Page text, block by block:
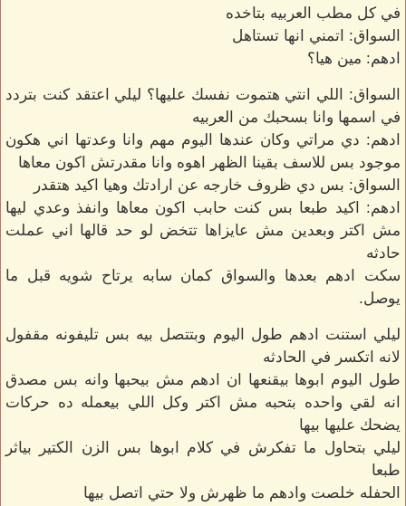
في كل مطب العربيه بتاخده
السواق: اتمني انها تستاهل
ادهم: مين هيا؟
السواق: اللي انتي هتموت نفسك عليها؟ ليلي اعتقد كنت بتردد
في اسمها وانا بسحبك من العربيه
ادهم: دي مراتي وكان عندها اليوم مهم وانا وعدتها اني هكون
موجود بس للاسف بقينا الظهر اهوه وانا مقدرتش اكون معاها
السواق: بس دي ظروف خارجه عن ارادتك وهيا اكيد هتقدر
ادهم: اكيد طبعا بس كنت حابب اكون معاها وانفذ وعدي ليها
مش اكتر وبعدين مش عايزاها تتخض لو حد قالها اني عملت
حادثه
سكت ادهم بعدها والسواق كمان سابه يرتاح شويه قبل ما
يوصل.
ليلي استنت ادهم طول اليوم وبتتصل بيه بس تليفونه مقفول
لانه اتكسر في الحادثه
طول اليوم ابوها بيقنعها ان ادهم مش بيحبها وانه بس مصدق
انه لقي واحده بتحبه مش اكتر وكل اللي بيعمله ده حركات
يضحك عليها بيها
ليلي بتحاول ما تفكرش في كلام ابوها بس الزن الكتير بياثر
طبعا
الحفله خلصت وادهم ما ظهرش ولا حتي اتصل بيها